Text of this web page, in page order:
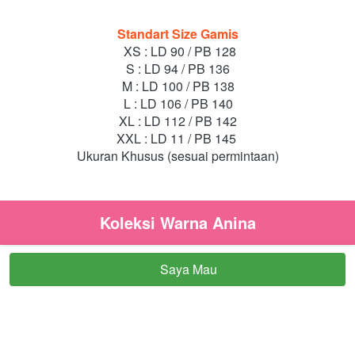
Standart Size Gamis
XS : LD 90 / PB 128
S : LD 94 / PB 136
M : LD 100 / PB 138
L : LD 106 / PB 140
XL : LD 112 / PB 142
XXL : LD 11 / PB 145
Ukuran Khusus (sesuai permintaan)
Koleksi Warna Anina
Saya Mau